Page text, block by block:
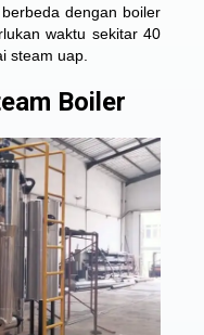
dengan boiler
waktu sekitar 40
steam uap.
Boiler